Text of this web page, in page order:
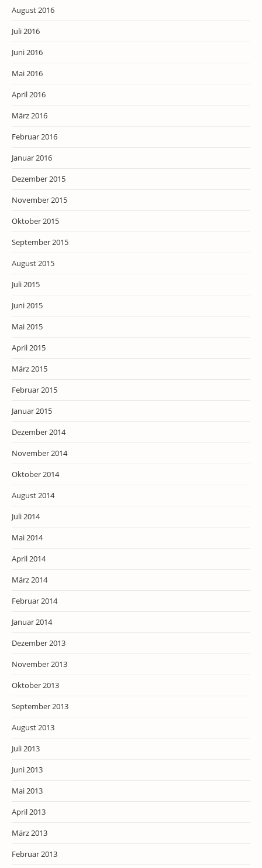
August 2016
Juli 2016
Juni 2016
Mai 2016
April 2016
März 2016
Februar 2016
Januar 2016
Dezember 2015
November 2015
Oktober 2015
September 2015
August 2015
Juli 2015
Juni 2015
Mai 2015
April 2015
März 2015
Februar 2015
Januar 2015
Dezember 2014
November 2014
Oktober 2014
August 2014
Juli 2014
Mai 2014
April 2014
März 2014
Februar 2014
Januar 2014
Dezember 2013
November 2013
Oktober 2013
September 2013
August 2013
Juli 2013
Juni 2013
Mai 2013
April 2013
März 2013
Februar 2013